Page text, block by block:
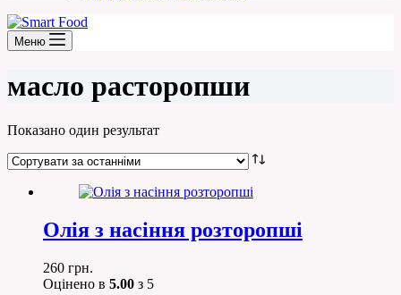
Меню
масло расторопши
Показано один результат
Олія з насіння розторопші
260 грн.
Оцінено в 5.00 з 5